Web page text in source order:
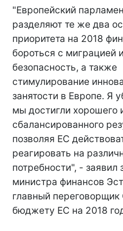
"Европейский
разделяют те же два
приоритета на 2018
бороться с миграцией и
безопасность, а также
стимулирование
занятости в Европе. Я
мы достигли хорошего
сбалансированного
позволяя ЕС
реагировать на
потребности", - заявил
министра финансов
главный переговорщик
бюджету ЕС на 2018